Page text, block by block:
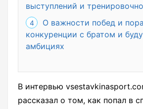
выступлений и
О важности побед и
конкуренции с братом и
амбициях
В интервью
рассказал о том, как попал в